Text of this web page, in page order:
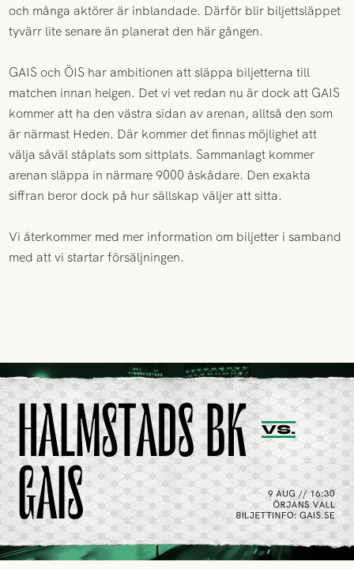
och många aktörer är inblandade. Därför blir biljettsläppet
tyvärr lite senare än planerat den här gången.
GAIS och ÖIS har ambitionen att släppa biljetterna till
matchen innan helgen. Det vi vet redan nu är dock att GAIS
kommer att ha den västra sidan av arenan, alltså den som
är närmast Heden. Där kommer det finnas möjlighet att
välja såväl ståplats som sittplats. Sammanlagt kommer
arenan släppa in närmare 9000 åskådare. Den exakta
siffran beror dock på hur sällskap väljer att sitta.
Vi återkommer med mer information om biljetter i samband
med att vi startar försäljningen.